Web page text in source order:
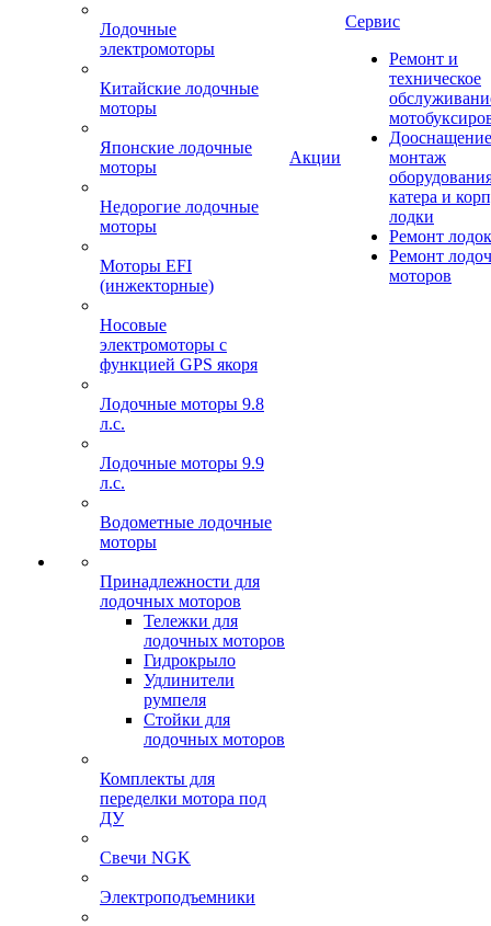
Лодочные
электромоторы
Китайские лодочные
моторы
Японские лодочные
моторы
Недорогие лодочные
моторы
Моторы EFI
(инжекторные)
Носовые
электромоторы с
функцией GPS якоря
Лодочные моторы 9.8
л.с.
Лодочные моторы 9.9
л.с.
Водометные лодочные
моторы
Принадлежности для
лодочных моторов
Тележки для
лодочных моторов
Гидрокрыло
Удлинители
румпеля
Стойки для
лодочных моторов
Комплекты для
переделки мотора под
ДУ
Свечи NGK
Электроподъемники
Акции
Сервис
Ремонт и
техническое
монтаж
катера и
лодки
Ремонт
Ремонт
моторов